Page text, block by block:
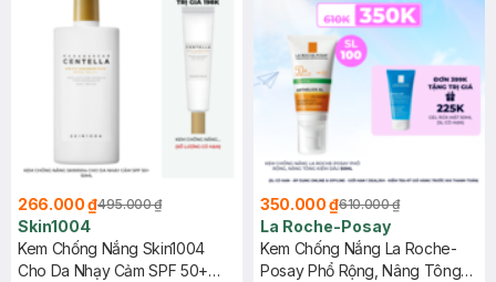
266.000 ₫495.000 ₫
Skin1004
Kem Chống Nắng Skin1004
Cho Da Nhạy Cảm SPF 50+
350.000 ₫610.000 ₫
La Roche-Posay
Kem Chống Nắng La Roche-
Posay Phổ Rộng, Nâng Tông